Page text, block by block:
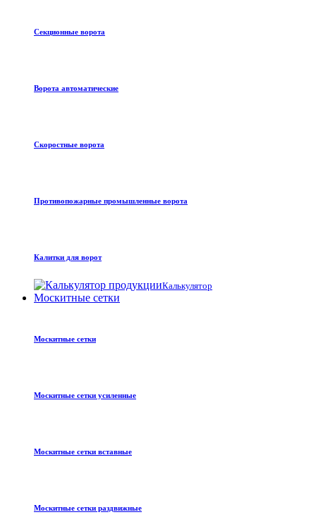
Секционные ворота
Ворота автоматические
Скоростные ворота
Противопожарные промышленные ворота
Калитки для ворот
Калькулятор
Москитные сетки
Москитные сетки
Москитные сетки усиленные
Москитные сетки вставные
Москитные сетки раздвижные